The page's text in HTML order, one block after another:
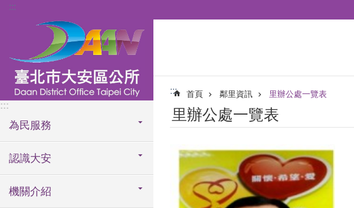
跳到主要內容區塊
:::
:::
為民服務
認識大安
機關介紹
::: 首頁 鄰里資訊 里辦公處一覽表
里辦公處一覽表